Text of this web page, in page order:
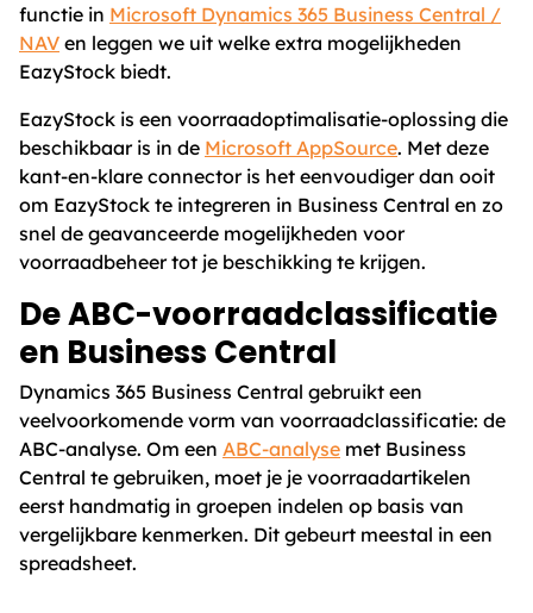
functie in Microsoft Dynamics 365 Business Central /
NAV en leggen we uit welke extra mogelijkheden
EazyStock biedt.
EazyStock is een voorraadoptimalisatie-oplossing die
beschikbaar is in de Microsoft AppSource. Met deze
kant-en-klare connector is het eenvoudiger dan ooit
om EazyStock te integreren in Business Central en zo
snel de geavanceerde mogelijkheden voor
voorraadbeheer tot je beschikking te krijgen.
De ABC-voorraadclassificatie
en Business Central
Dynamics 365 Business Central gebruikt een
veelvoorkomende vorm van voorraadclassificatie: de
ABC-analyse. Om een ​​ ABC-analyse met Business
Central te gebruiken, moet je je voorraadartikelen
eerst handmatig in groepen indelen op basis van
vergelijkbare kenmerken. Dit gebeurt meestal in een
spreadsheet.